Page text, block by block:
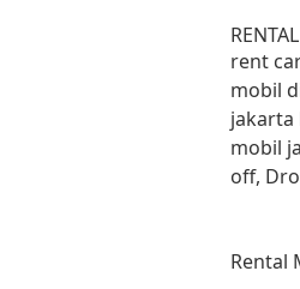
rent
mobil
jakarta
mobil
off,
Rental